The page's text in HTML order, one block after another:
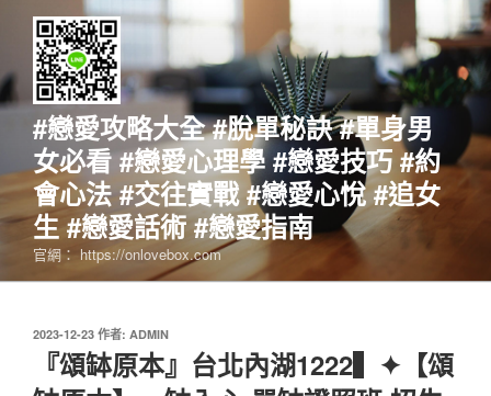
要
#戀愛攻略大全 #脫單秘訣 #單身男
女必看 #戀愛心理學 #戀愛技巧 #約
會心法 #交往實戰 #戀愛心悅 #追女
生 #戀愛話術 #戀愛指南
官網： https://onlovebox.com
發
2023-12-23 作者: ADMIN
『頌缽原本』台北內湖1222▍✦【頌